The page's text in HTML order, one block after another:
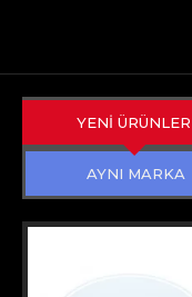
YENİ ÜRÜNLER
AYNI MARKA